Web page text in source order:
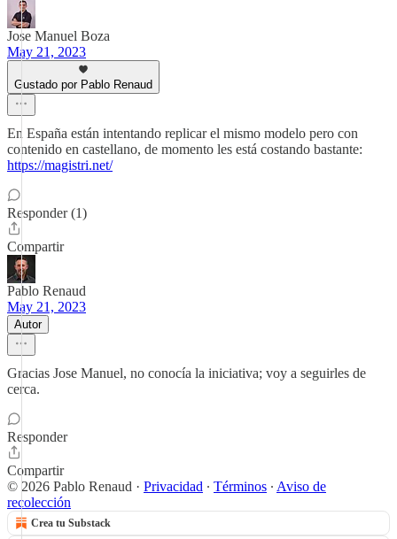
Jose Manuel Boza
May 21, 2023
Gustado por Pablo Renaud
En España están intentando replicar el mismo modelo pero con
contenido en castellano, de momento les está costando bastante:
https://magistri.net/
Responder (1)
Compartir
Pablo Renaud
May 21, 2023
Autor
Gracias Jose Manuel, no conocía la iniciativa; voy a seguirles de
cerca.
Responder
Compartir
© 2026 Pablo Renaud · Privacidad ∙ Términos ∙ Aviso de
recolección
Crea tu Substack